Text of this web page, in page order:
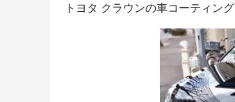
トヨタ クラウンの車コーティング